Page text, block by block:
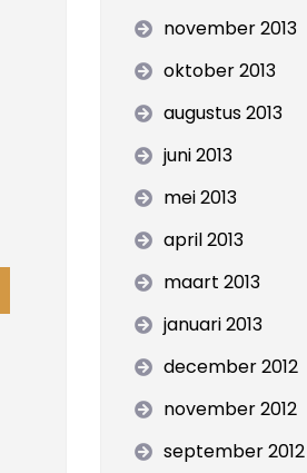
november 2013
oktober 2013
augustus 2013
juni 2013
mei 2013
april 2013
maart 2013
januari 2013
december 2012
november 2012
september 2012